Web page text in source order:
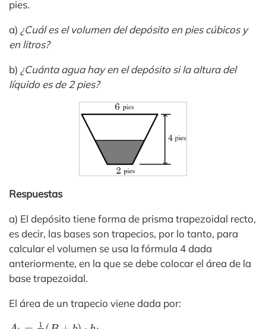
pies.
a) ¿Cuál es el volumen del depósito en pies cúbicos y
en litros?
b) ¿Cuánta agua hay en el depósito si la altura del
líquido es de 2 pies?
Respuestas
a) El depósito tiene forma de prisma trapezoidal recto,
es decir, las bases son trapecios, por lo tanto, para
calcular el volumen se usa la fórmula 4 dada
anteriormente, en la que se debe colocar el área de la
base trapezoidal.
El área de un trapecio viene dada por:
A 2 (B+ )⋅h b